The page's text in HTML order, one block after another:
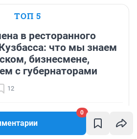
0
ТОП 5
в ресторанного
что мы знаем
бизнесмене,
с губернаторами
12
разбросало, ужас»: водителя и
разорвало на трассе в Кузбассе